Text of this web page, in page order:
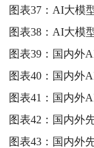
图表37： AI大模
图表38： AI大模
图表39： 国内外
图表40： 国内外
图表41： 国内外
图表42： 国内外
图表43： 国内外